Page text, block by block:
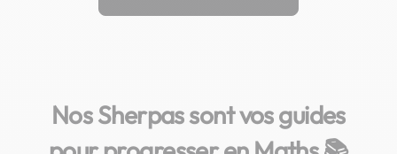
Nos Sherpas sont vos guides